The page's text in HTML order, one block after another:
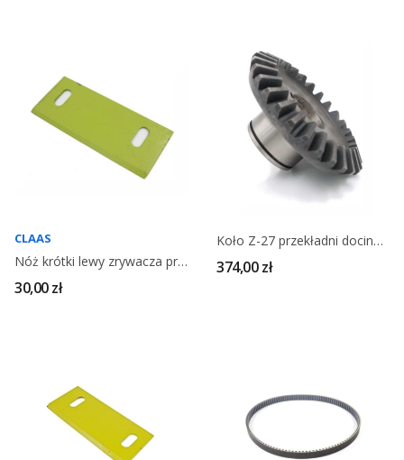
CLAAS
Nóż krótki lewy zrywacza przystawki CLAAS 692780
30,00 zł
Koło Z-27 przekładni docinacza przystawki
374,00 zł